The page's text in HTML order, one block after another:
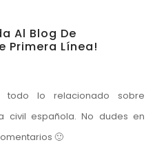
Al Blog De
Primera Línea!
todo lo relacionado sobre
civil española. No dudes en
🙂